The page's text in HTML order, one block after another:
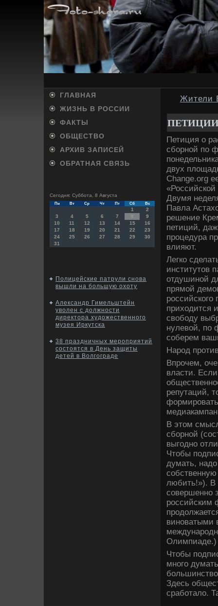
ГЛАВНАЯ
ЖИЗНЬ В РОССИИ
ФАКТЫ
ОБЩЕСТВО
АРХИВ ЗАПИСЕЙ
ОБРАТНАЯ СВЯЗЬ
Сегодня: Суббота, 8 Августа
Пн Вт Ср Чт Пт Сб Вс
1
2
3
4 5 6 7 8
9
10
11 12 13 14 15
16
17
18 19 20 21 22
23
24
25 26 27 28 29
30
31
Полицейские патрули снова
вышли на большую охоту
Александр Гимельштейн
уволен с должности
директора художественного
музея Иркутска
38 праздничных мероприятий
состоятся в День защиты
детей в Волгограде
Жители
Петиция о
сборной по
двух
Change.org
Двумя
Павла
решение
петиций,
процедура
влияют.
Легко
институтов
отдушиной
прямой
приходится
свободу
нулевой, по
соберем
Народ
Впрочем,
власти.
репутаций,
В этом
сборной
выгодно
Чтобы
думать,
любить!»). В
совершенно
российским
виноватыми
Олимпиаде.)
Чтобы
много
Здесь
сработало.